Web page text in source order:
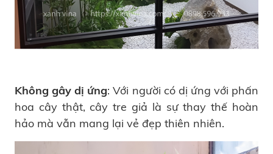
Không gây dị ứng: Với người có dị ứng với phấn
hoa cây thật, cây tre giả là sự thay thế hoàn
hảo mà vẫn mang lại vẻ đẹp thiên nhiên.